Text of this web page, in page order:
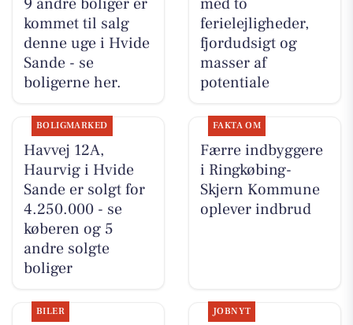
kommet til salg
denne uge i Hvide
Sande - se
boligerne her.
ferielejligheder,
fjordudsigt og
masser af
potentiale
BOLIGMARKED
Havvej 12A,
Haurvig i Hvide
Sande er solgt for
4.250.000 - se
køberen og 5
andre solgte
boliger
FAKTA OM
Færre indbyggere
i Ringkøbing-
Skjern Kommune
oplever indbrud
BILER JOBNYT